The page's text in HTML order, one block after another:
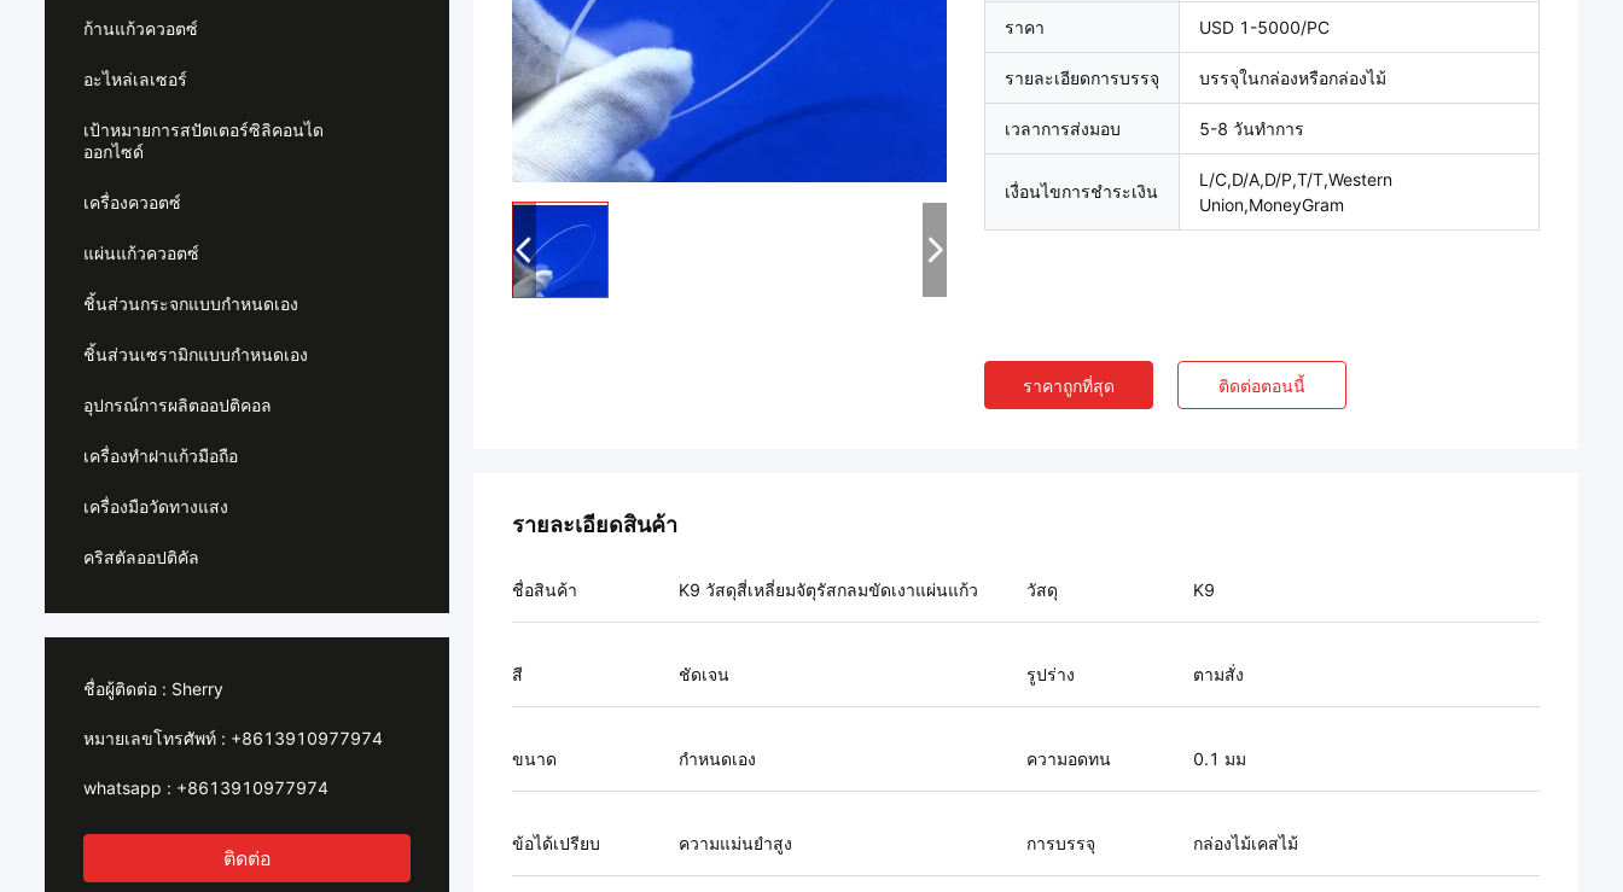
ก้านแก้วควอตซ์
อะไหล่เลเซอร์
เป้าหมายการสปัตเตอร์ซิลิคอนได
ออกไซด์
เครื่องควอตซ์
แผ่นแก้วควอตซ์
ชิ้นส่วนกระจกแบบกำหนดเอง
ชิ้นส่วนเซรามิกแบบกำหนดเอง
อุปกรณ์การผลิตออปติคอล
เครื่องทำฝาแก้วมือถือ
เครื่องมือวัดทางแสง
คริสตัลออปติคัล
ชื่อผู้ติดต่อ : Sherry
หมายเลขโทรศัพท์ : +8613910977974
whatsapp : +8613910977974
ติดต่อ
ราคา USD 1-5000/PC
รายละเอียดการบรรจุ บรรจุในกล่องหรือกล่องไม้
เวลาการส่งมอบ 5-8 วันทำการ
เงื่อนไขการชำระเงิน
L/C,D/A,D/P,T/T,Western
Union,MoneyGram
ราคาถูกที่สุด ติดต่อตอนนี้
รายละเอียดสินค้า
ชื่อสินค้า K9 วัสดุสี่เหลี่ยมจัตุรัสกลมขัดเงาแผ่นแก้ว วัสดุ K9
สี ชัดเจน รูปร่าง ตามสั่ง
ขนาด กำหนดเอง ความอดทน 0.1 มม
ข้อได้เปรียบ ความแม่นยำสูง การบรรจุ กล่องไม้เคสไม้